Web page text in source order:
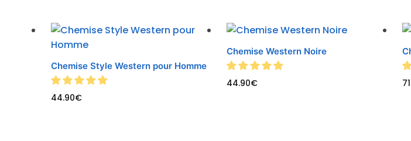
Chemise Style Western pour Homme
44.90€
Chemise Western Noire
44.90€